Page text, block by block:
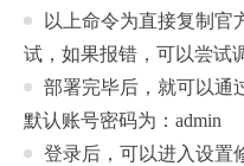
以上命令为直接复制官
试，如果报错，可以尝试
部署完毕后，就可以通
默认账号密码为：admin
登录后，可以进入设置